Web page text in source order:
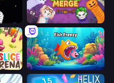
Snake Merge: Idle & io Zone
Fish Frenzy